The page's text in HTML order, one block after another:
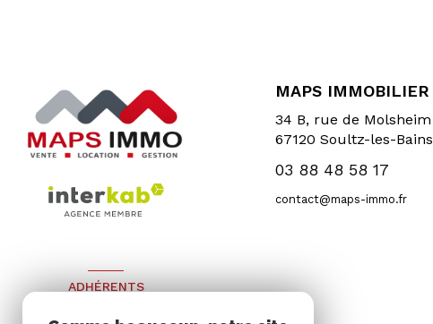
MAPS IMMOBILIER
34 B, rue de Molsheim
67120Soultz-les-Bains
03 88 48 58 17
contact@maps-immo.fr
ADHÉRENTS